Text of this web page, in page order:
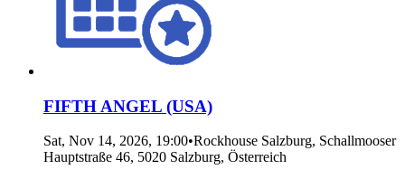
FIFTH ANGEL (USA)
Sat, Nov 14, 2026, 19:00•Rockhouse Salzburg, Schallmooser
Hauptstraße 46, 5020 Salzburg, Österreich